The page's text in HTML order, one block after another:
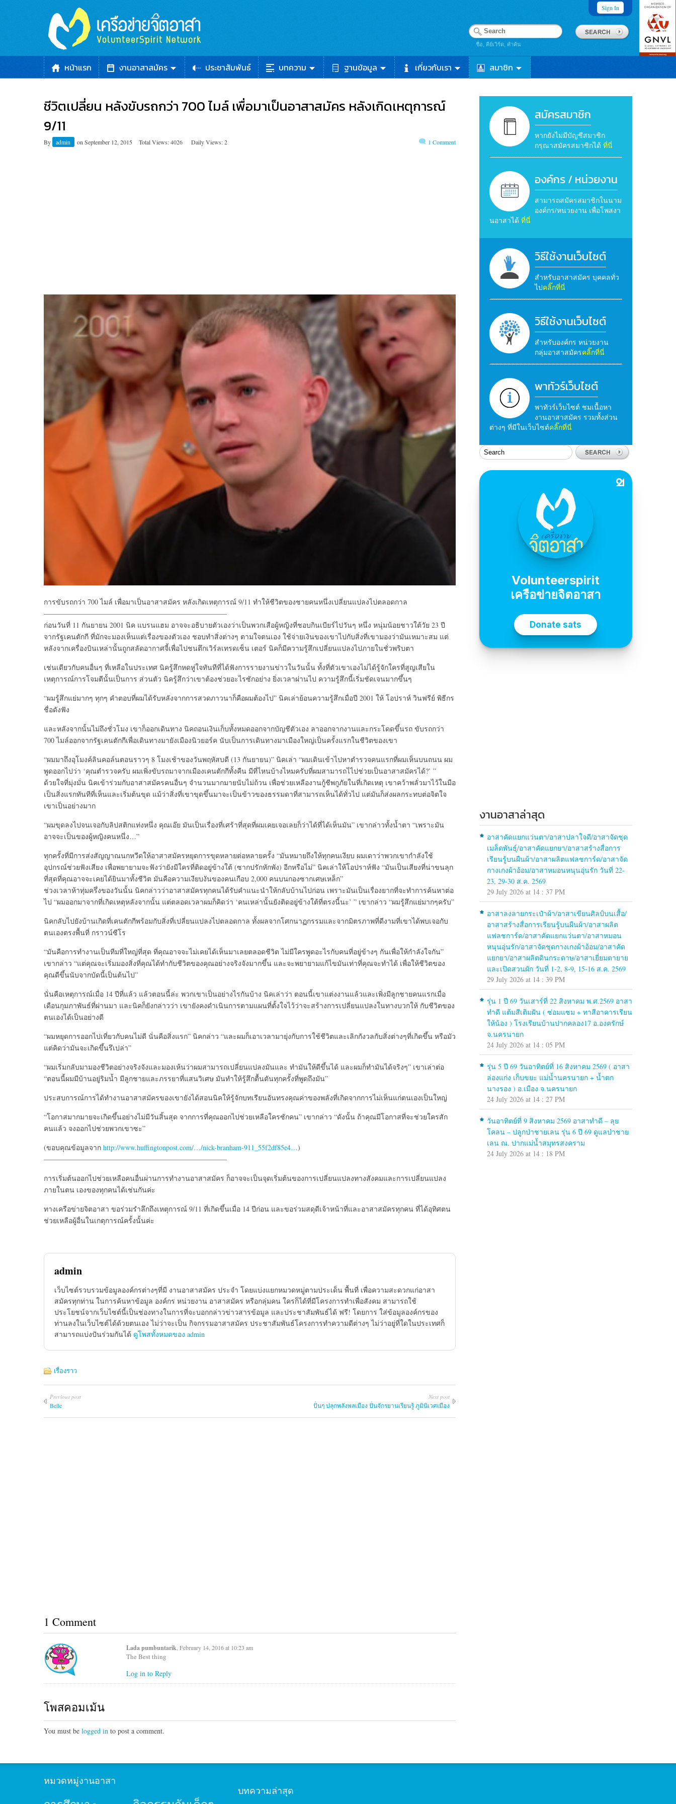
Sign In
ชื่อ, คีย์เวิร์ด, คำค้น
หน้าแรก งานอาสาสมัคร ประชาสัมพันธ์ บทความ ฐานข้อมูล เกี่ยวกับเรา สมาชิก
ชีวิตเปลี่ยน หลังขับรถกว่า 700 ไมล์ เพื่อมาเป็นอาสาสมัคร หลังเกิดเหตุการณ์
9/11
By admin on September 12, 2015 Total Views: 4026 Daily Views: 2 1 Comment
การขับรถกว่า 700 ไมล์ เพื่อมาเป็นอาสาสมัคร หลังเกิดเหตุการณ์ 9/11 ทำให้ชีวิตของชายคนหนึ่งเปลี่ยนแปลงไปตลอดกาล
——————————————————————————
ก่อนวันที่ 11 กันยายน 2001 นิค แบรนแฮม อาจจะอธิบายตัวเองว่าเป็นพวกเสือผู้หญิงที่ชอบกินเบียร์ไปวันๆ หนึ่ง หนุ่มน้อยชาวใต้วัย 23 ปี
จากรัฐเคนตักกี ที่มักจะมองเห็นแต่เรื่องของตัวเอง ชอบทำสิ่งต่างๆ ตามใจตนเอง ใช้จ่ายเงินของเขาไปกับสิ่งที่เขามองว่ามันเหมาะสม แต่
หลังจากเครื่องบินเหล่านั้นถูกสลัดอากาศจี้เพื่อไปชนตึกเวิร์ลเทรดเซ็น เตอร์ นิคก็มีความรู้สึกเปลี่ยนแปลงไปภายในชั่วพริบตา
เช่นเดียวกับคนอื่นๆ ที่เหลือในประเทศ นิครู้สึกหดหู่ใจทันทีที่ได้ฟังการรายงานข่าวในวันนั้น ทั้งที่ตัวเขาเองไม่ได้รู้จักใครที่สูญเสียใน
เหตุการณ์การโจมตีนั้นเป็นการ ส่วนตัว นิครู้สึกว่าเขาต้องช่วยอะไรซักอย่าง ยิ่งเวลาผ่านไป ความรู้สึกนี้เริ่มชัดเจนมากขึ้นๆ
“ผมรู้สึกแย่มากๆ ทุกๆ คำตอบที่ผมได้รับหลังจากการสวดภาวนาก็คือผมต้องไป” นิคเล่าย้อนความรู้สึกเมื่อปี 2001 ให้ โอปราห์ วินฟรีย์ พิธีกร
ชื่อดังฟัง
และหลังจากนั้นไม่ถึงชั่วโมง เขาก็ออกเดินทาง นิคถอนเงินเก็บทั้งหมดออกจากบัญชีตัวเอง ลาออกจากงานและกระโดดขึ้นรถ ขับรถกว่า
700 ไมล์ออกจากรัฐเคนตักกีเพื่อเดินทางมายังเมืองนิวยอร์ค นับเป็นการเดินทางมาเมืองใหญ่เป็นครั้งแรกในชีวิตของเขา
“ผมมาถึงอุโมงค์ลินคอล์นตอนราวๆ 8 โมงเช้าของวันพฤหัสบดี (13 กันยายน)” นิคเล่า “ผมเดินเข้าไปหาตำรวจคนแรกที่ผมเห็นบนถนน ผม
พูดออกไปว่า ‘คุณตำรวจครับ ผมเพิ่งขับรถมาจากเมืองเคนตักกีทั้งคืน มีที่ไหนบ้างไหมครับที่ผมสามารถไไปช่วยเป็นอาสาสมัครได้?’ ”
ด้วยใจที่มุ่งมั่น นิคเข้าร่วมกับอาสาสมัครคนอื่นๆ จำนวนมากมายนับไม่ถ้วน เพื่อช่วยเหลืองานกู้ชีพกูภัยในที่เกิดเหตุ เขาคว้าพลั่วมาไว้ในมือ
เป็นสิ่งแรกทันทีที่เห็นและเริ่มต้นขุด แม้ว่าสิ่งที่เขาขุดขึ้นมาจะเป็นข้าวของธรรมดาที่สามารถเห็นได้ทั่วไป แต่มันก็ส่งผลกระทบต่อจิตใจ
เขาเป็นอย่างมาก
“ผมขุดลงไปจนเจอกับลิปสติกแท่งหนึ่ง คุณเอ๊ย มันเป็นเรื่องที่เศร้าที่สุดที่ผมเคยเจอเลยก็ว่าได้ที่ได้เห็นมัน” เขากล่าวทั้งน้ำตา “เพราะมัน
อาจจะเป็นของผู้หญิงคนหนึ่ง…”
ทุกครั้งที่มีการส่งสัญญาณนกหวีดให้อาสาสมัครหยุดการขุดหลายต่อหลายครั้ง “มันหมายถึงให้ทุกคนเงียบ ผมเดาว่าพวกเขากำลังใช้
อุปกรณ์ช่วยฟังเสียง เพื่อพยายามจะฟังว่ายังมีใครที่ติดอยู่ข้างใต้ (ซากปรักหักพัง) อีกหรือไม่” นิคเล่าให้โอปราห์ฟัง “มันเป็นเสียงที่น่าขนลุก
ที่สุดที่คุณอาจจะเคยได้ยินมาทั้งชีวิต มันคือความเงียบงันของคนเกือบ 2,000 คนบนกองซากเศษเหล็ก”
ช่วงเวลาห้าทุ่มครึ่งของวันนั้น นิคกล่าวว่าอาสาสมัครทุกคนได้รับคำแนะนำให้กลับบ้านไปก่อน เพราะมันเป็นเรื่องยากที่จะทำการค้นหาต่อ
ไป “ผมออกมาจากที่เกิดเหตุหลังจากนั้น แต่ตลอดเวลาผมก็คิดว่า ‘คนเหล่านั้นยังติดอยู่ข้างใต้ที่ตรงนี้นะ’ ” เขากล่าว “ผมรู้สึกแย่มากๆครับ”
นิคกลับไปยังบ้านเกิดที่เคนตักกีพร้อมกับสิ่งที่เปลี่ยนแปลงไปตลอดกาล ทั้งผลจากโศกนาฏกรรมและจากมิตรภาพที่ดีงามที่เขาได้พบเจอกับ
ตนเองตรงพื้นที่ กราวน์ซีโร
“มันคือการทำงานเป็นทีมที่ใหญ่ที่สุด ที่คุณอาจจะไม่เคยได้เห็นมาเลยตลอดชีวิต ไม่มีใครพูดอะไรกับคนที่อยู่ข้างๆ กันเพื่อให้กำลังใจกัน”
เขากล่าว “แต่คุณจะเริ่มมองสิ่งที่คุณได้ทำกับชีวิตของคุณอย่างจริงจังมากขึ้น และจะพยายามแก้ไขมันเท่าที่คุณจะทำได้ เพื่อให้ชีวิตของ
คุณดีขึ้นนับจากบัดนี้เป็นต้นไป”
นั่นคือเหตุการณ์เมื่อ 14 ปีที่แล้ว แล้วตอนนี้ล่ะ พวกเขาเป็นอย่างไรกันบ้าง นิคเล่าว่า ตอนนี้เขาแต่งงานแล้วและเพิ่งมีลูกชายคนแรกเมื่อ
เดือนกุมภาพันธ์ที่ผ่านมา และนิคก็ยังกล่าวว่า เขายังคงดำเนินการตามแผนที่ตั้งใจไว้ว่าจะสร้างการเปลี่ยนแปลงในทางบวกให้ กับชีวิตของ
ตนเองได้เป็นอย่างดี
“ผมหยุดการออกไปเที่ยวกับคนไม่ดี นั่นคือสิ่งแรก” นิคกล่าว “และผมก็เอาเวลามายุ่งกับการใช้ชีวิตและเลิกกังวลกับสิ่งต่างๆที่เกิดขึ้น หรือมัว
แต่คิดว่ามันจะเกิดขึ้นรึเปล่า”
“ผมเริ่มกลับมามองชีวิตอย่างจริงจังและมองเห้นว่าผมสามารถเปลี่ยนแปลงมันและ ทำมันให้ดีขึ้นได้ และผมก็ทำมันได้จริงๆ” เขาเล่าต่อ
“ตอนนี้ผมมีบ้านอยู่ริมน้ำ มีลูกชายและภรรยาที่แสนวิเศษ มันทำให้รู้สึกตื้นตันทุกครั้งที่พูดถึงมัน”
ประสบการณ์การได้ทำงานอาสาสมัครของเขายังได้สอนนิคให้รู้จักบทเรียนอันทรงคุณค่าของพลังที่เกิดจากการไม่เห็นแก่ตนเองเป็นใหญ่
“โอกาสมากมายจะเกิดขึ้นอย่างไม่มีวันสิ้นสุด จากการที่คุณออกไปช่วยเหลือใครซักคน” เขากล่าว “ดังนั้น ถ้าคุณมีโอกาสที่จะช่วยใครสัก
คนแล้ว จงออกไปช่วยพวกเขาซะ”
(ขอบคุณข้อมูลจาก http://www.huffingtonpost.com/…/nick-branham-911_55f2df85e4…)
——————————————————————————
การเริ่มต้นออกไปช่วยเหลือคนอื่นผ่านการทำงานอาสาสมัคร ก็อาจจะเป็นจุดเริ่มต้นของการเปลี่ยนแปลงทางสังคมและการเปลี่ยนแปลง
ภายในตน เองของทุกคนได้เช่นกันค่ะ
ทางเครือข่ายจิตอาสา ขอร่วมรำลึกถึงเหตุการณ์ 9/11 ที่เกิดขึ้นเมื่อ 14 ปีก่อน และขอร่วมสดุดีเจ้าหน้าที่และอาสาสมัครทุกคน ที่ได้อุทิศตน
ช่วยเหลือผู้อื่นในเกตุการณ์ครั้งนั้นค่ะ
admin
เว็บไซต์รวบรวมข้อมูลองค์กรต่างๆที่มี งานอาสาสมัคร ประจำ โดยแบ่งแยกหมวดหมู่ตามประเด็น พื้นที่ เพื่อความสะดวกแก่อาสา
สมัครทุกท่าน ในการค้นหาข้อมูล องค์กร หน่วยงาน อาสาสมัคร หรือกลุ่มคน ใครก็ได้ที่มีโครงการทำเพื่อสังคม สามารถใช้
ประโยชน์จากเว็บไซต์นี้เป็นช่องทางในการที่จะบอกกล่าวข่าวสารข้อมูล และประชาสัมพันธ์ได้ ฟรี! โดยการ ใส่ข้อมูลองค์กรของ
ท่านลงในเว็บไซต์ได้ด้วยตนเอง ไม่ว่าจะเป็น กิจกรรมอาสาสมัคร ประชาสัมพันธ์โครงการทำความดีต่างๆ ไม่ว่าอยู่ที่ใดในประเทศก็
สามารถแบ่งปันร่วมกันได้ ดูโพสทั้งหมดของ admin
เรื่องราว
Previous post
Belle
Next post
ปั่นๆ ปลุกพลังพลเมือง ปั่นจักรยานเรียนรู้ ภูมินิเวศเมือง
1 Comment
Lada pumbuntarik , February 14, 2016 at 10:23 am
The Best thing
Log in to Reply
โพสคอมเม้น
You must be logged in to post a comment.
สมัครสมาชิก
หากยังไม่มีบัญชีสมาชิก
กรุณาสมัครสมาชิกได้ ที่นี่
องค์กร / หน่วยงาน
สามารถสมัครสมาชิกในนาม
องค์กร/หน่วยงาน เพื่อโพสงา
นอาสาได้ ที่นี่
วิธีใช้งานเว็บไซต์
สำหรับอาสาสมัคร บุคคลทั่ว
ไปคลิ๊กที่นี่
วิธีใช้งานเว็บไซต์
สำหรับองค์กร หน่วยงาน
กลุ่มอาสาสมัครคลิ๊กที่นี่
พาทัวร์เว็บไซต์
พาทัวร์เว็บไซต์ ชมเนื้อหา
งานอาสาสมัคร รวมทั้งส่วน
ต่างๆ ที่มีในเว็บไซต์คลิ๊กที่นี่
งานอาสาล่าสุด
อาสาคัดแยกแว่นตา/อาสาปลาใจดี/อาสาจัดชุด
เมล็ดพันธุ์/อาสาคัดแยกยา/อาสาสร้างสื่อการ
เรียนรู้บนผืนผ้า/อาสาผลิตแฟลชการ์ด/อาสาจัด
กางเกงผ้าอ้อม/อาสาหมอนหนุนอุ่นรัก วันที่ 22-
23, 29-30 ส.ค. 2569
29 July 2026 at 14 : 37 PM
อาสาลงลายกระเป๋าผ้า/อาสาเขียนศิลป์บนเสื้อ/
อาสาสร้างสื่อการเรียนรู้บนผืนผ้า/อาสาผลิต
แฟลชการ์ด/อาสาคัดแยกแว่นตา/อาสาหมอน
หนุนอุ่นรัก/อาสาจัดชุดกางเกงผ้าอ้อม/อาสาคัด
แยกยา/อาสาผลิตดินกระดาษ/อาสาเยี่ยมตายาย
และเปิดสวนผัก วันที่ 1-2, 8-9, 15-16 ส.ค. 2569
29 July 2026 at 14 : 39 PM
รุ่น 1 ปี 69 วันเสาร์ที่ 22 สิงหาคม พ.ศ.2569 อาสา
ทำดี แต้มสีเติมฝัน ( ซ่อมแซม + ทาสีอาคารเรียน
ให้น้อง ) โรงเรียนบ้านปากคลอง17 อ.องครักษ์
จ.นครนายก
24 July 2026 at 14 : 05 PM
รุ่น 5 ปี 69 วันอาทิตย์ที่ 16 สิงหาคม 2569 ( อาสา
ล่องแก่ง เก็บขยะ แม่น้ำนครนายก + น้ำตก
นางรอง ) อ.เมือง จ.นครนายก
24 July 2026 at 14 : 27 PM
วันอาทิตย์ที่ 9 สิงหาคม 2569 อาสาทำดี – ลุย
โคลน – ปลูกป่าชายเลน รุ่น 6 ปี 69 ดูแลป่าชาย
เลน ณ. ปากแม่น้ำสมุทรสงคราม
24 July 2026 at 14 : 18 PM
หมวดหมู่งานอาสา
บทความล่าสุด